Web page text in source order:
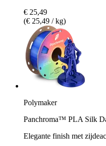
€ 25,49
(€ 25,49 / kg)
Polymaker
Panchroma™ PLA Silk
Elegante finish met